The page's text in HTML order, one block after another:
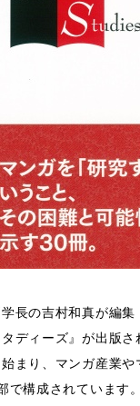
長の吉村和真が編集
ディーズ』が出版さ
まり、マンガ産業や
で構成されています。